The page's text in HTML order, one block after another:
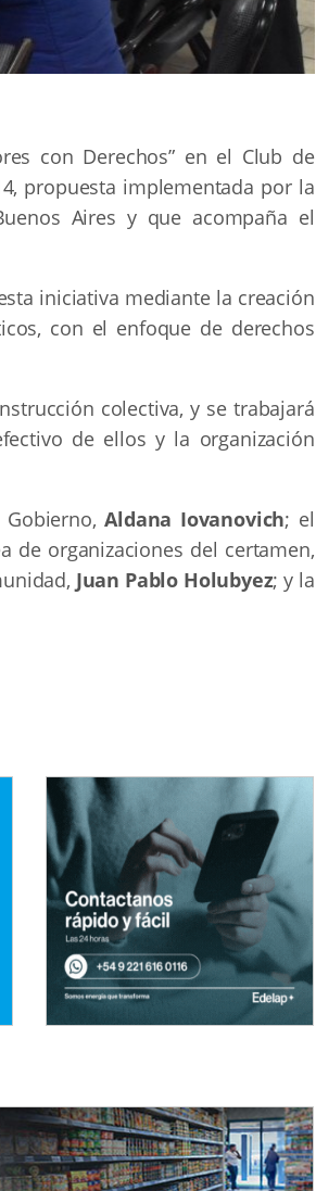
con Derechos” en el Club de
propuesta implementada por la
Aires y que acompaña el
iniciativa mediante la creación
con el enfoque de derechos
colectiva, y se trabajará
de ellos y la organización
Gobierno,Aldana Iovanovich; el
de organizaciones del certamen,
Juan Pablo Holubyez; y la